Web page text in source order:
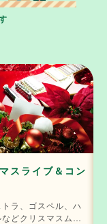
スライブ＆コン
ラ、ゴスペル、ハ
どクリスマスムー